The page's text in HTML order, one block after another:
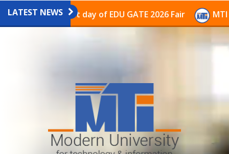
LATEST NEWS
on the last day of EDU GATE 2026 Fair MTI